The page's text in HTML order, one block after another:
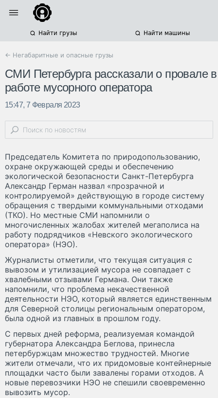
Найти грузы Найти машины
← Негабаритные и опасные грузы
СМИ Петербурга рассказали о провале в
работе мусорного оператора
15:47, 7 Февраля 2023
Председатель Комитета по природопользованию,
охране окружающей среды и обеспечению
экологической безопасности Санкт-Петербурга
Александр Герман назвал «прозрачной и
контролируемой» действующую в городе систему
обращения с твердыми коммунальными отходами
(ТКО). Но местные СМИ напомнили о
многочисленных жалобах жителей мегаполиса на
работу подрядчиков «Невского экологического
оператора» (НЭО).
Журналисты отметили, что текущая ситуация с
вывозом и утилизацией мусора не совпадает с
хвалебными отзывами Германа. Они также
напомнили, что проблема некачественной
деятельности НЭО, который является единственным
для Северной столицы региональным оператором,
была одной из главных в прошлом году.
С первых дней реформа, реализуемая командой
губернатора Александра Беглова, принесла
петербуржцам множество трудностей. Многие
жители отмечали, что их придомовые контейнерные
площадки часто были завалены горами отходов. А
новые перевозчики НЭО не спешили своевременно
вывозить мусор.